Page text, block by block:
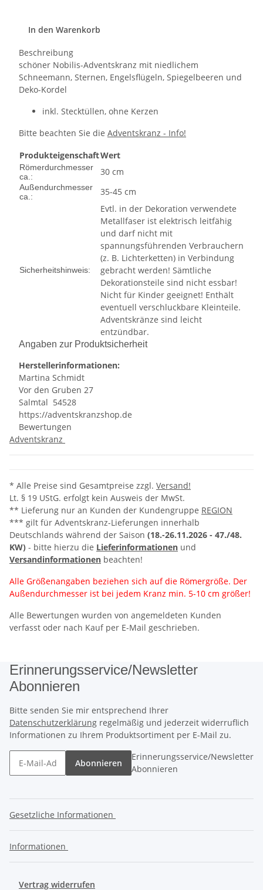
In den Warenkorb
Beschreibung
schöner Nobilis-Adventskranz mit niedlichem
Schneemann, Sternen, Engelsflügeln, Spiegelbeeren und
Deko-Kordel
inkl. Stecktüllen, ohne Kerzen
Bitte beachten Sie die Adventskranz - Info!
ProdukteigenschaftWert
Römerdurchmesser
ca.:
30 cm
Außendurchmesser
ca.:
35-45 cm
Sicherheitshinweis:
Evtl. in der Dekoration verwendete
Metallfaser ist elektrisch leitfähig
und darf nicht mit
spannungsführenden Verbrauchern
(z. B. Lichterketten) in Verbindung
gebracht werden! Sämtliche
Dekorationsteile sind nicht essbar!
Nicht für Kinder geeignet! Enthält
eventuell verschluckbare Kleinteile.
Adventskränze sind leicht
entzündbar.
Angaben zur Produktsicherheit
Herstellerinformationen:
Martina Schmidt
Vor den Gruben 27
Salmtal 54528
https://adventskranzshop.de
Bewertungen
Adventskranz
* Alle Preise sind Gesamtpreise zzgl. Versand!
Lt. § 19 UStG. erfolgt kein Ausweis der MwSt.
** Lieferung nur an Kunden der Kundengruppe REGION
*** gilt für Adventskranz-Lieferungen innerhalb
Deutschlands während der Saison (18.-26.11.2026 - 47./48.
KW) - bitte hierzu die Lieferinformationen und
Versandinformationen beachten!
Alle Größenangaben beziehen sich auf die Römergröße. Der
Außendurchmesser ist bei jedem Kranz min. 5-10 cm größer!
Alle Bewertungen wurden von angemeldeten Kunden
verfasst oder nach Kauf per E-Mail geschrieben.
Erinnerungsservice/Newsletter
Abonnieren
Bitte senden Sie mir entsprechend Ihrer
Datenschutzerklärung regelmäßig und jederzeit widerruflich
Informationen zu Ihrem Produktsortiment per E-Mail zu.
Abonnieren
Erinnerungsservice/Newsletter
Abonnieren
Gesetzliche Informationen
Informationen
Vertrag widerrufen